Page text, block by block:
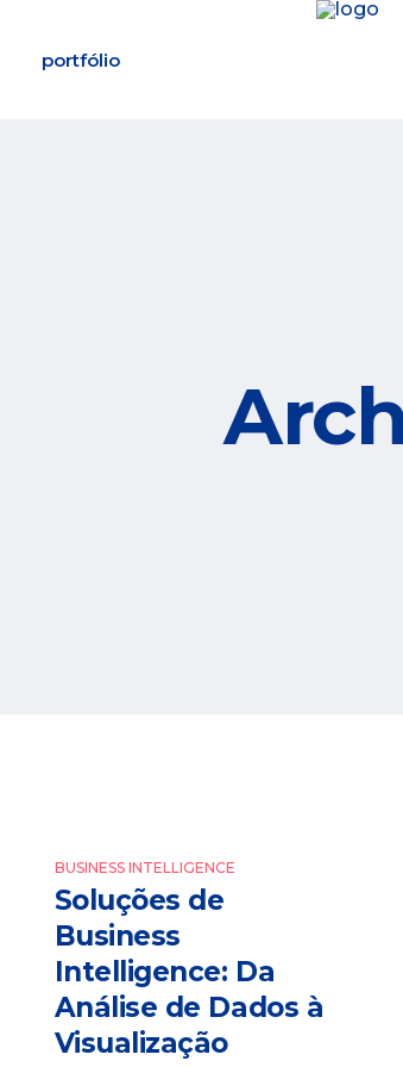
portfólio
BUSINESS INTELLIGENCE
Soluções de
Business
Intelligence: Da
Análise de Dados à
Visualização